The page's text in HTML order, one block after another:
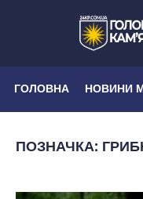
ГОЛОВНА НОВИНИ
ПОЗНАЧКА: